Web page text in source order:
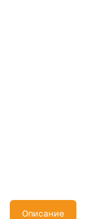
Описание